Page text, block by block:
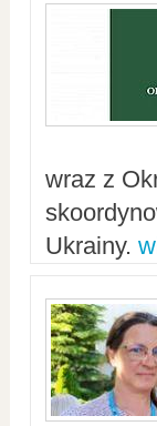
wraz z
Ukrainy.